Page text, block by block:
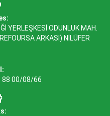
YERLEŞKESİ ODUNLUK MAH.
ARKASI) NİLÜFER
88 00/08/66